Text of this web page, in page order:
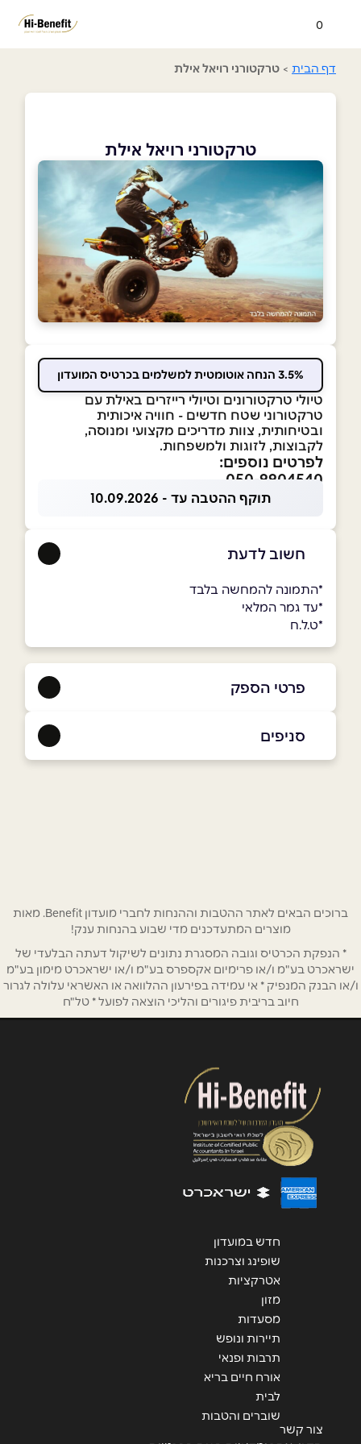
0
דף הבית > טרקטורני רויאל אילת
טרקטורני רויאל אילת
3.5% הנחה אוטומטית למשלמים בכרטיס המועדון
טיולי טרקטורונים וטיולי רייזרים באילת עם
טרקטורוני שטח חדשים - חוויה איכותית
ובטיחותית, צוות מדריכים מקצועי ומנוסה,
לקבוצות, לזוגות ולמשפחות.
לפרטים נוספים:
050-9904540
תוקף ההטבה עד - 10.09.2026
חשוב לדעת
*התמונה להמחשה בלבד
*עד גמר המלאי
*ט.ל.ח
פרטי הספק
נושא*
אנא חזרו אלי בקשר ל...
הודעה*
שליחה
סניפים
ברוכים הבאים לאתר ההטבות וההנחות לחברי מועדון Benefit. מאות
מוצרים המתעדכנים מדי שבוע בהנחות ענק!
* הנפקת הכרטיס וגובה המסגרת נתונים לשיקול דעתה הבלעדי של
ישראכרט בע"מ ו/או פרימיום אקספרס בע"מ ו/או ישראכרט מימון בע"מ
ו/או הבנק המנפיק * אי עמידה בפירעון ההלוואה או האשראי עלולה לגרור
חיוב בריבית פיגורים והליכי הוצאה לפועל * טל"ח
חדש במועדון
שופינג וצרכנות
אטרקציות
מזון
מסעדות
תיירות ונופש
תרבות ופנאי
אורח חיים בריא
לבית
שוברים והטבות
צור קשר